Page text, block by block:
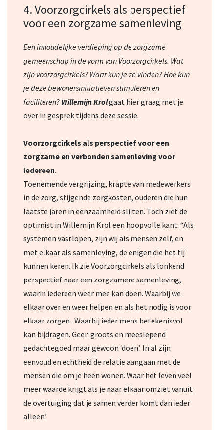
4. Voorzorgcirkels als perspectief
voor een zorgzame samenleving
Een inhoudelijke verdieping op de zorgzame
gemeenschap in de vorm van Voorzorgcirkels. Wat
zijn voorzorgcirkels? Waar kun je ze vinden? Hoe kun
je deze bewonersinitiatieven stimuleren en
faciliteren? Willemijn Krolgaat hier graag met je
over in gesprek tijdens deze sessie.
Voorzorgcirkels als perspectief voor een
zorgzame en verbonden samenleving voor
iedereen.
Toenemende vergrijzing, krapte van medewerkers
in de zorg, stijgende zorgkosten, ouderen die hun
laatste jaren in eenzaamheid slijten. Toch ziet de
optimist in Willemijn Krol een hoopvolle kant: “Als
systemen vastlopen, zijn wij als mensen zelf, en
met elkaar als samenleving, de enigen die het tij
kunnen keren. Ik zie Voorzorgcirkels als lonkend
perspectief naar een zorgzamere samenleving,
waarin iedereen weer mee kan doen. Waarbij we
elkaar over en weer helpen en als het nodig is voor
elkaar zorgen. Waarbij ieder mens betekenisvol
kan bijdragen. Geen groots en meeslepend
gedachtegoed maar gewoon ‘doen’. In al zijn
eenvoud en echtheid de relatie aangaan met de
mensen die om je heen wonen. Waar het leven veel
meer waarde krijgt als je naar elkaar omziet vanuit
de overtuiging dat je samen verder komt dan ieder
alleen.’